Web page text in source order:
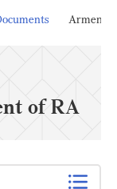
Armenia
of RA